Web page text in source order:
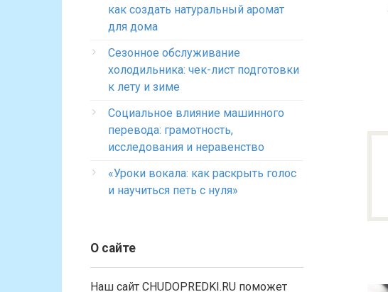
как создать натуральный аромат
для дома
Сезонное обслуживание
холодильника: чек-лист подготовки
к лету и зиме
Социальное влияние машинного
перевода: грамотность,
исследования и неравенство
«Уроки вокала: как раскрыть голос
и научиться петь с нуля»
О сайте
Наш сайт CHUDOPREDKI.RU поможет